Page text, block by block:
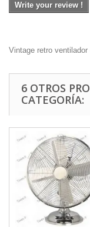
Write your review !
Vintage retro ventilador
6 OTROS
CATEGORÍA: